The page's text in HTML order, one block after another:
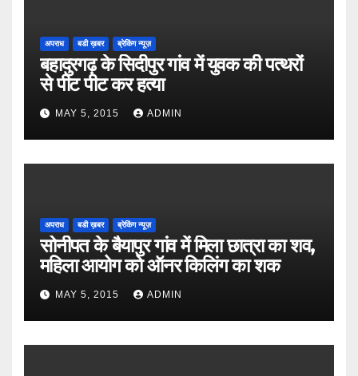
अपराध बडी ख़बर ब्रेकिंग न्यूज़
बहादुरगढ़ के सिदीपुर गांव में युवक की पत्थरों
से पीट पीट कर हत्या
MAY 5, 2015 ADMIN
अपराध बडी ख़बर ब्रेकिंग न्यूज़
सोनीपत के बैयापुर गांव में मिला छात्रा का शव,
महिला आयोग को ऑनर किलिंग का शक
MAY 5, 2015 ADMIN